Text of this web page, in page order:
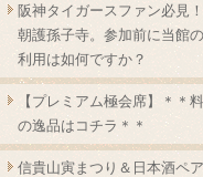
阪神タイガースファン必見
朝護孫子寺。参加前に当館
利用は如何ですか？
【プレミアム極会席】＊＊
の逸品はコチラ＊＊
信貴山寅まつり＆日本酒ペ